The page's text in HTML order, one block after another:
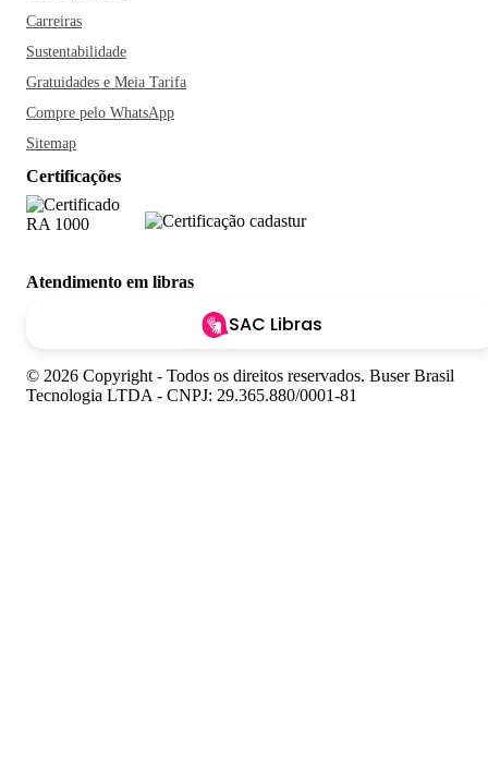
Carreiras
Sustentabilidade
Gratuidades e Meia Tarifa
Compre pelo WhatsApp
Sitemap
Certificações
Atendimento em libras
SAC Libras
© 2026 Copyright - Todos os direitos reservados. Buser Brasil
Tecnologia LTDA - CNPJ: 29.365.880/0001-81